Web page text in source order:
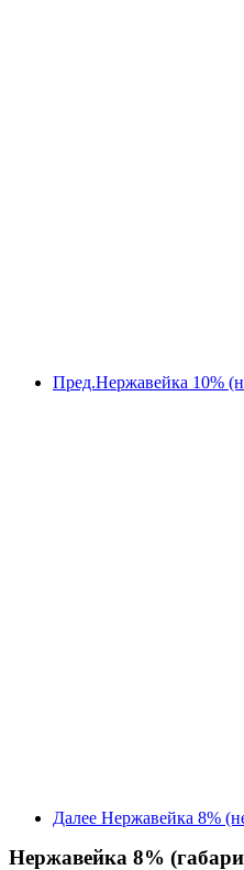
Пред.Нержавейка 10%
Далее Нержавейка 8%
Нержавейка 8%